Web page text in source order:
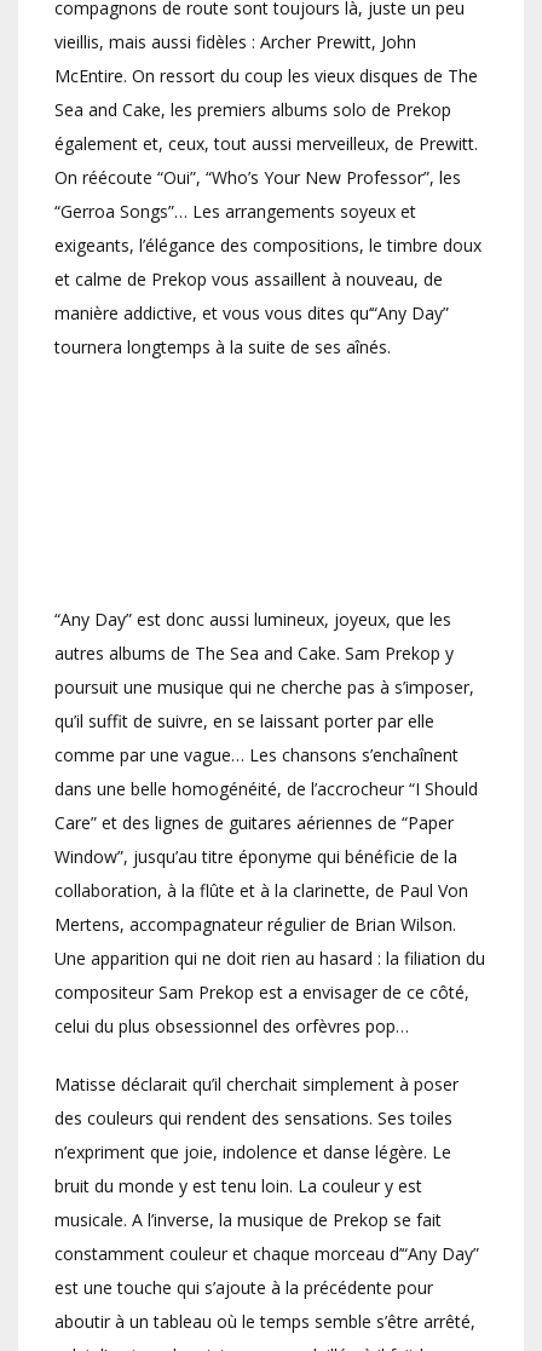
compagnons de route sont toujours là, juste un peu
vieillis, mais aussi fidèles : Archer Prewitt, John
McEntire. On ressort du coup les vieux disques de The
Sea and Cake, les premiers albums solo de Prekop
également et, ceux, tout aussi merveilleux, de Prewitt.
On réécoute “Oui”, “Who’s Your New Professor”, les
“Gerroa Songs”… Les arrangements soyeux et
exigeants, l’élégance des compositions, le timbre doux
et calme de Prekop vous assaillent à nouveau, de
manière addictive, et vous vous dites qu‘“Any Day”
tournera longtemps à la suite de ses aînés.
“Any Day” est donc aussi lumineux, joyeux, que les
autres albums de The Sea and Cake. Sam Prekop y
poursuit une musique qui ne cherche pas à s’imposer,
qu’il suffit de suivre, en se laissant porter par elle
comme par une vague… Les chansons s’enchaînent
dans une belle homogénéité, de l’accrocheur “I Should
Care” et des lignes de guitares aériennes de “Paper
Window”, jusqu’au titre éponyme qui bénéficie de la
collaboration, à la flûte et à la clarinette, de Paul Von
Mertens, accompagnateur régulier de Brian Wilson.
Une apparition qui ne doit rien au hasard : la filiation du
compositeur Sam Prekop est a envisager de ce côté,
celui du plus obsessionnel des orfèvres pop…
Matisse déclarait qu’il cherchait simplement à poser
des couleurs qui rendent des sensations. Ses toiles
n’expriment que joie, indolence et danse légère. Le
bruit du monde y est tenu loin. La couleur y est
musicale. A l’inverse, la musique de Prekop se fait
constamment couleur et chaque morceau d’“Any Day”
est une touche qui s’ajoute à la précédente pour
aboutir à un tableau où le temps semble s’être arrêté,